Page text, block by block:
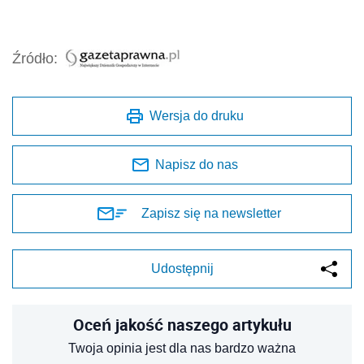
Źródło:
Wersja do druku
Napisz do nas
Zapisz się na newsletter
Udostępnij
Oceń jakość naszego artykułu
Twoja opinia jest dla nas bardzo ważna